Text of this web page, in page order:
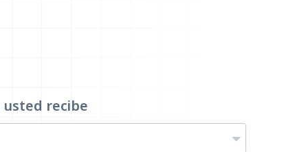
usted recibe